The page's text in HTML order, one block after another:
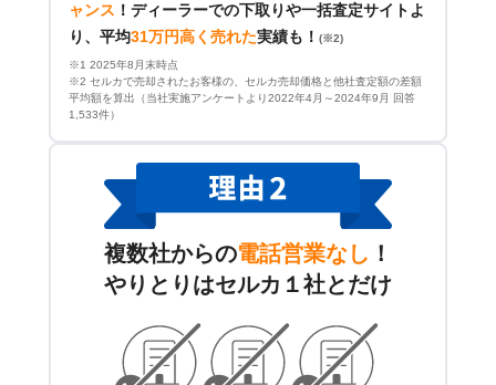
ャンス ！ ディーラーでの下取りや一括査定サイトよ
り、平均31万円高く売れた実績も！ (※2)
※1 2025年8月末時点
※2 セルカで売却されたお客様の、セルカ売却価格と他社査定額の差額
平均額を算出（当社実施アンケートより2022年4月～2024年9月 回答
1,533件）
複数社からの電話営業なし ！
やりとりはセルカ１社とだけ